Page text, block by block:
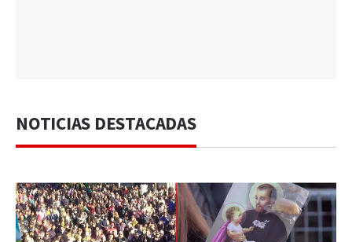
NOTICIAS DESTACADAS